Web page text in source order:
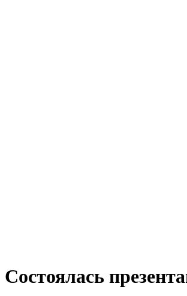
Состоялась